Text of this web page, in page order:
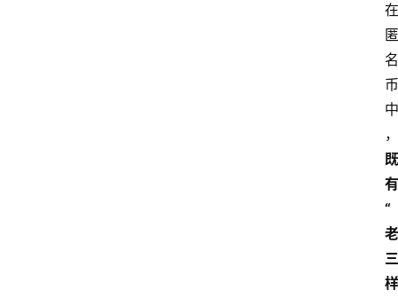
在
匿
名
币
中
，
既
有
“
老
三
样